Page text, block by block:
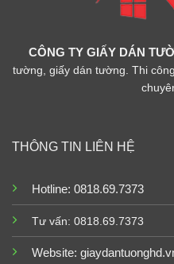
CÔNG TY GIẤY DÁN
tường, giấy dán tường. Thi
THÔNG TIN LIÊN HỆ
Hotline: 0818.69.7373
Tư vấn: 0818.69.7373
Website: